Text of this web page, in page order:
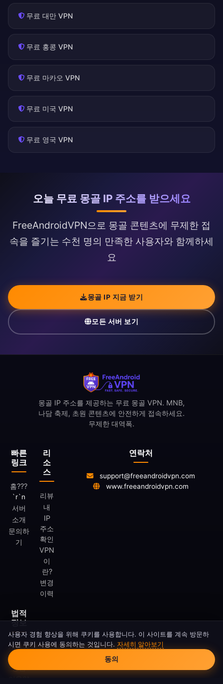
무료 대만 VPN
무료 홍콩 VPN
무료 마카오 VPN
무료 미국 VPN
무료 영국 VPN
오늘 무료 몽골 IP 주소를 받으세요
FreeAndroidVPN으로 몽골 콘텐츠에 무제한 접
속을 즐기는 수천 명의 만족한 사용자와 함께하세
요
몽골 IP 지금 받기
모든 서버 보기
빠른
링크
홈???
`r`n
서버
소개
문의하
기
리
소
스
리뷰
내
IP
주소
확인
VPN
이
란?
변경
이력
법적
정보
개인정
보처리
방침
몽골 IP 주소를 제공하는 무료 몽골 VPN. MNB,
나담 축제, 초원 콘텐츠에 안전하게 접속하세요.
무제한 대역폭.
연락처
support@freeandroidvpn.com
www.freeandroidvpn.com
쿠키 동의
사용자 경험 향상을 위해 쿠키를 사용합니다. 이 사이트를 계속 방문하
시면 쿠키 사용에 동의하는 것입니다. 자세히 알아보기
동의